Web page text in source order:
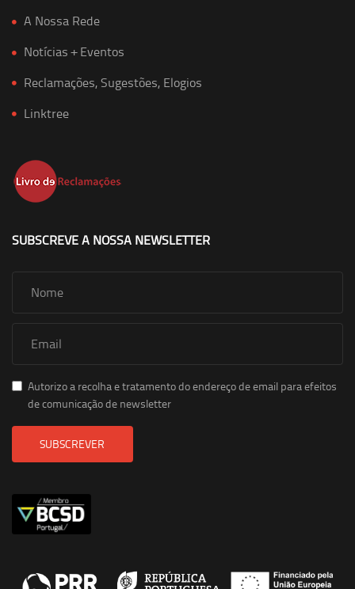
A Nossa Rede
Notícias + Eventos
Reclamações, Sugestões, Elogios
Linktree
SUBSCREVE A NOSSA NEWSLETTER
Autorizo a recolha e tratamento do endereço de email para efeitos
de comunicação de newsletter
SUBSCREVER